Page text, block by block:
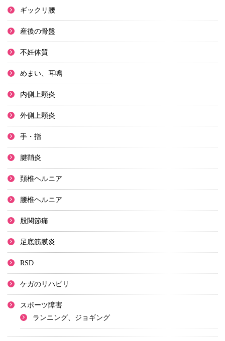
ギックリ腰
産後の骨盤
不妊体質
めまい、耳鳴
内側上顆炎
外側上顆炎
手・指
腱鞘炎
頚椎ヘルニア
腰椎ヘルニア
股関節痛
足底筋膜炎
RSD
ケガのリハビリ
スポーツ障害
ランニング、ジョギング